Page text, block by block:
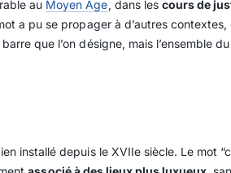
au Moyen Âge, dans les cours de
a pu se propager à d’autres contextes,
que l’on désigne, mais l’ensemble du
installé depuis le XVIIe siècle. Le mot